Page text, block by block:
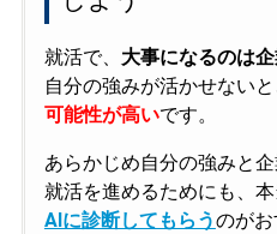
就活で、 大事になるのは
自分の強みが活かせない
可能性が高いです。
あらかじめ自分の強みと
就活を進めるためにも、
AIに診断してもらうのがお